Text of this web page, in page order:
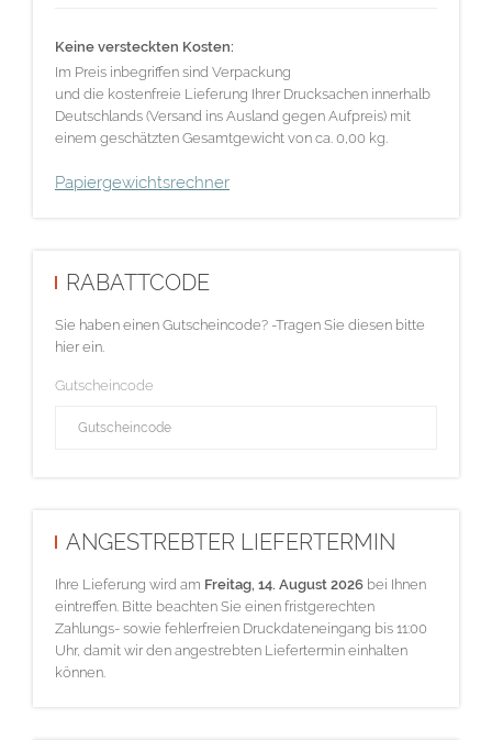
Keine versteckten Kosten:
Im Preis inbegriffen sind Verpackung
und die kostenfreie Lieferung Ihrer Drucksachen innerhalb
Deutschlands (Versand ins Ausland gegen Aufpreis) mit
einem geschätzten Gesamtgewicht von ca. 0,00 kg.
Papiergewichtsrechner
RABATTCODE
Sie haben einen Gutscheincode? -Tragen Sie diesen bitte
hier ein.
Gutscheincode
ANGESTREBTER LIEFERTERMIN
Ihre Lieferung wird am Freitag, 14. August 2026 bei Ihnen
eintreffen. Bitte beachten Sie einen fristgerechten
Zahlungs- sowie fehlerfreien Druckdateneingang bis 11:00
Uhr, damit wir den angestrebten Liefertermin einhalten
können.